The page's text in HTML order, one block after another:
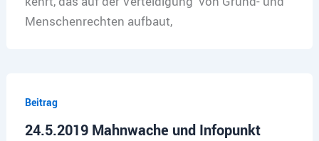
Menschenrechten aufbaut,
Beitrag
24.5.2019 Mahnwache und Infopunkt